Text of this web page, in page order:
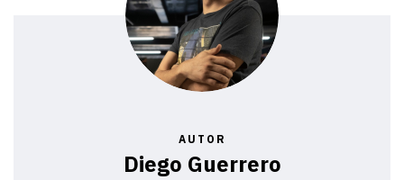
AUTOR
Diego Guerrero